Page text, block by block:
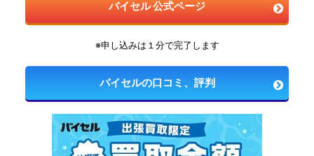
バイセル 公式ページ
※申し込みは１分で完了します
バイセルの口コミ、評判